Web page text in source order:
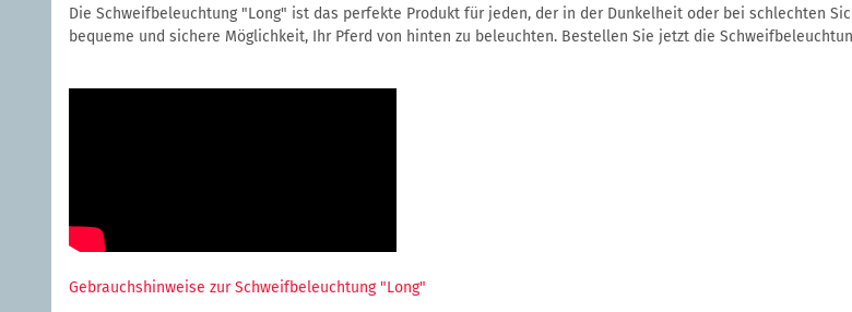
Die Schweifbeleuchtung "Long" ist das perfekte Produkt für jeden, der in der Dunkelheit oder bei schlechten
bequeme und sichere Möglichkeit, Ihr Pferd von hinten zu beleuchten. Bestellen Sie jetzt die
Gebrauchshinweise zur Schweifbeleuchtung "Long"